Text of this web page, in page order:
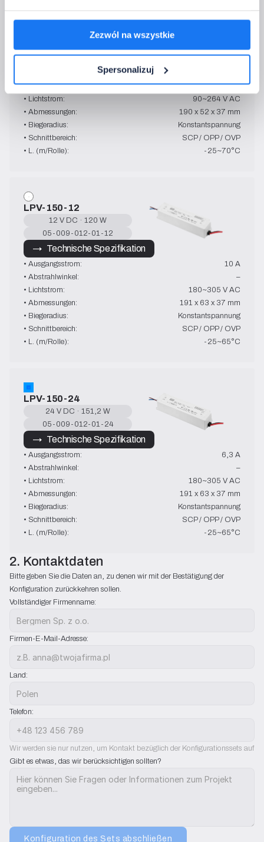
Zezwól na wszystkie
Spersonalizuj
LPV-100-24
24 V DC · 100,8 W
05-009-011-01-24
→   Technische Spezifikation
• Abstrahlwinkel:
–
• Lichtstrom:
90~264 V AC
• Abmessungen:
190 x 52 x 37 mm
• Biegeradius:
Konstantspannung
• Schnittbereich:
SCP / OPP / OVP
• L. (m/Rolle):
-25~70°C
LPV-150-12
12 V DC · 120 W
05-009-012-01-12
→   Technische Spezifikation
• Ausgangsstrom:
10 A
• Abstrahlwinkel:
–
• Lichtstrom:
180~305 V AC
• Abmessungen:
191 x 63 x 37 mm
• Biegeradius:
Konstantspannung
• Schnittbereich:
SCP / OPP / OVP
• L. (m/Rolle):
-25~65°C
LPV-150-24
24 V DC · 151,2 W
05-009-012-01-24
→   Technische Spezifikation
• Ausgangsstrom:
6,3 A
• Abstrahlwinkel:
–
• Lichtstrom:
180~305 V AC
• Abmessungen:
191 x 63 x 37 mm
• Biegeradius:
Konstantspannung
• Schnittbereich:
SCP / OPP / OVP
• L. (m/Rolle):
-25~65°C
2. Kontaktdaten
Bitte geben Sie die Daten an, zu denen wir mit der Bestätigung der
Konfiguration zurückkehren sollen.
Vollständiger Firmenname:
Firmen-E-Mail-Adresse:
Land:
Telefon:
Wir werden sie nur nutzen, um Kontakt bezüglich der Konfigurationssets
Gibt es etwas, das wir berücksichtigen sollten?
Konfiguration des Sets abschließen